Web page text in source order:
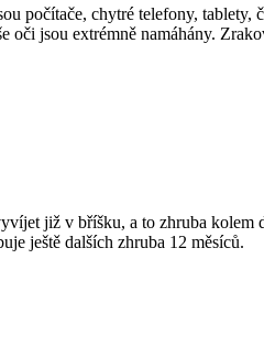
počítače, chytré telefony, tablety,
oči jsou extrémně namáhány.
již v bříšku, a to zhruba kolem
ještě dalších zhruba 12 měsíců.